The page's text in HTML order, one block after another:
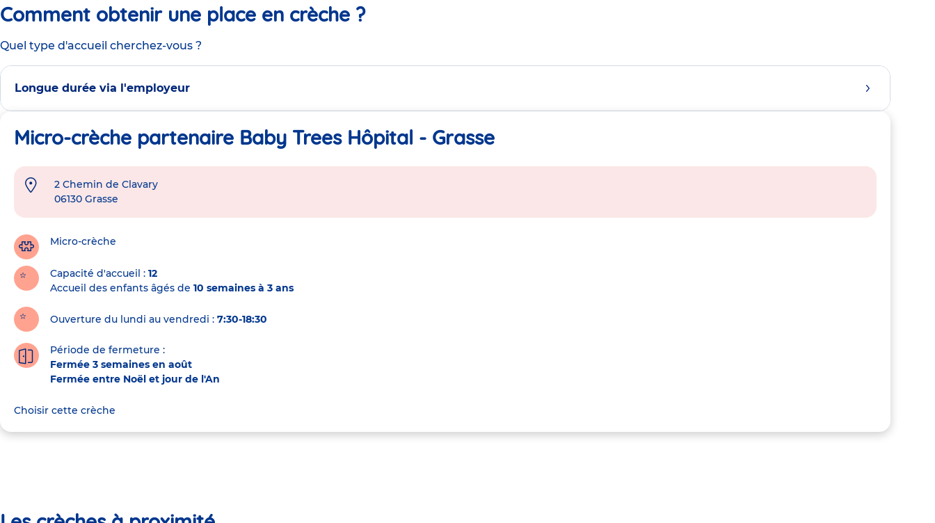
Comment obtenir une place en crèche ?
Quel type d'accueil cherchez-vous ?
Longue durée via l'employeur
Micro-crèche partenaire Baby Trees Hôpital - Grasse
Adresse
crèche
2 Chemin de Clavary
06130 Grasse
Micro-crèche
Capacité d'accueil
12
Accueil des enfants âgés de 10 semaines à 3 ans
Ouverture du lundi au vendredi : 7:30-18:30
Période de fermeture :
Fermée 3 semaines en août
Fermée entre Noël et jour de l'An
Choisir cette crèche